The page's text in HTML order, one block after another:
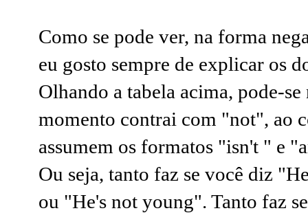
Como se pode ver, na forma
eu gosto sempre de explicar os
Olhando a tabela acima, pode-
momento contrai com "not", ao
assumem os formatos "isn't " e
Ou seja, tanto faz se você diz
ou "He's not young". Tanto faz